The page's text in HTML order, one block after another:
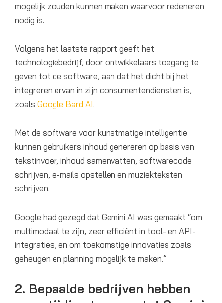
mogelijk zouden kunnen maken waarvoor redeneren
nodig is.
Volgens het laatste rapport geeft het
technologiebedrijf, door ontwikkelaars toegang te
geven tot de software, aan dat het dicht bij het
integreren ervan in zijn consumentendiensten is,
zoals Google Bard AI.
Met de software voor kunstmatige intelligentie
kunnen gebruikers inhoud genereren op basis van
tekstinvoer, inhoud samenvatten, softwarecode
schrijven, e-mails opstellen en muziekteksten
schrijven.
Google had gezegd dat Gemini AI was gemaakt “om
multimodaal te zijn, zeer efficiënt in tool- en API-
integraties, en om toekomstige innovaties zoals
geheugen en planning mogelijk te maken.”
2. Bepaalde bedrijven hebben